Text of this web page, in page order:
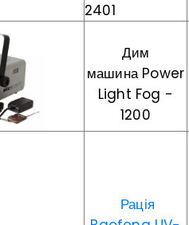
2401
Дим
машина Power
Light Fog -
1200
Рація